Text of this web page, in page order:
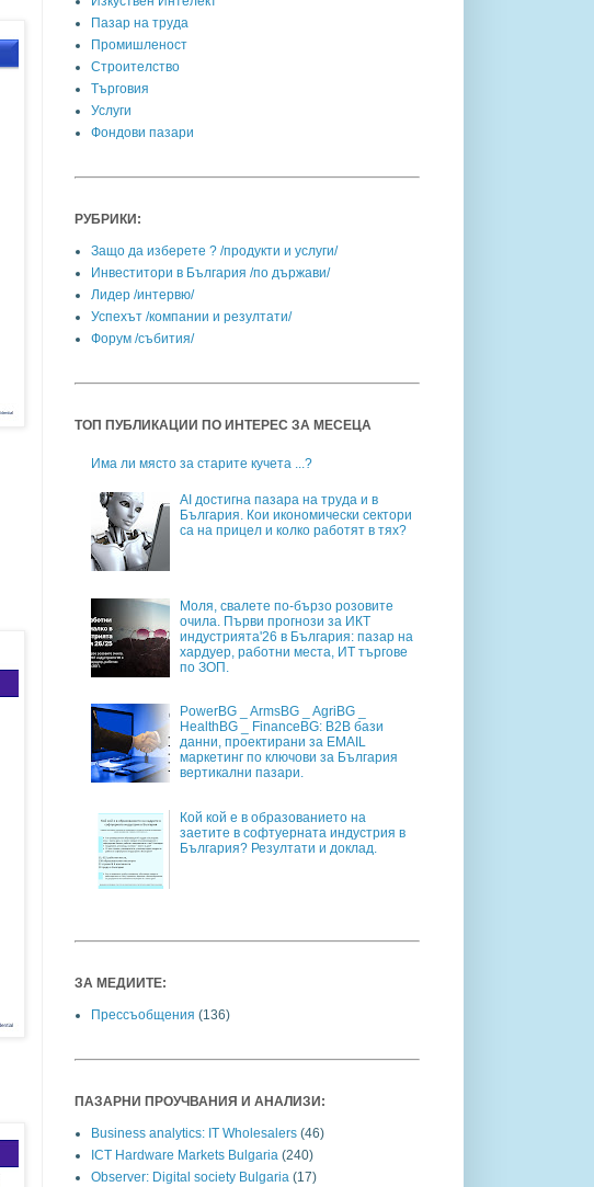
Пазар на труда
Промишленост
Строителство
Търговия
Услуги
Фондови пазари
РУБРИКИ:
Защо да изберете ? /продукти и услуги/
Инвеститори в България /по държави/
Лидер /интервю/
Успехът /компании и резултати/
Форум /събития/
ТОП ПУБЛИКАЦИИ ПО ИНТЕРЕС ЗА МЕСЕЦА
Има ли място за старите кучета ...?
AI достигна пазара на труда и в
България. Кои икономически сектори
са на прицел и колко работят в тях?
Моля, свалете по-бързо розовите
очила. Първи прогнози за ИКТ
индустрията'26 в България: пазар на
хардуер, работни места, ИТ търгове
по ЗОП.
PowerBG _ ArmsBG _ AgriBG _
HealthBG _ FinanceBG: B2B бази
данни, проектирани за EMAIL
маркетинг по ключови за България
вертикални пазари.
Кой кой е в образованието на
заетите в софтуерната индустрия в
България? Резултати и доклад.
ЗА МЕДИИТЕ:
Прессъобщения (136)
ПАЗАРНИ ПРОУЧВАНИЯ И АНАЛИЗИ:
Business analytics: IT Wholesalers (46)
ICT Hardware Markets Bulgaria (240)
Observer: Digital society Bulgaria (17)